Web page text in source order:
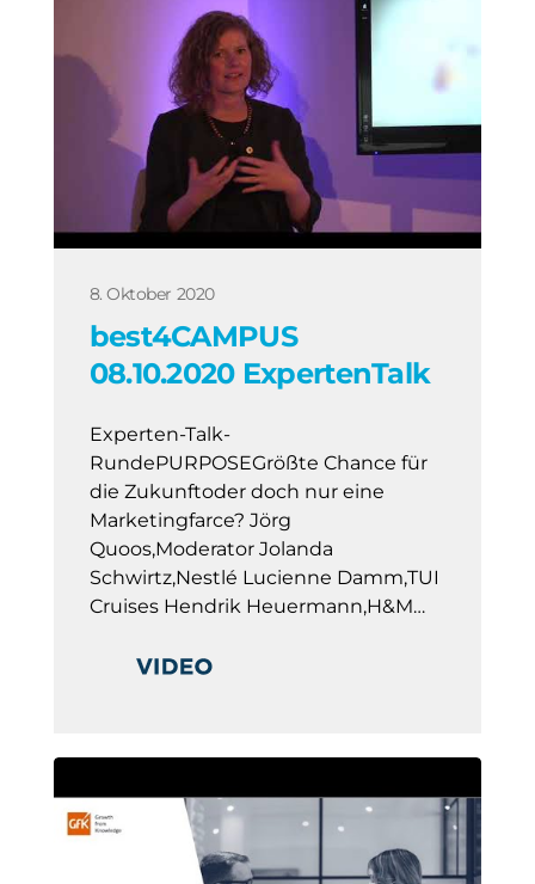
8. Oktober 2020
best4CAMPUS
08.10.2020 ExpertenTalk
Experten-Talk-
RundePURPOSEGrößte Chance für
die Zukunftoder doch nur eine
Marketingfarce? Jörg
Quoos,Moderator Jolanda
Schwirtz,Nestlé Lucienne Damm,TUI
Cruises Hendrik Heuermann,H&M…